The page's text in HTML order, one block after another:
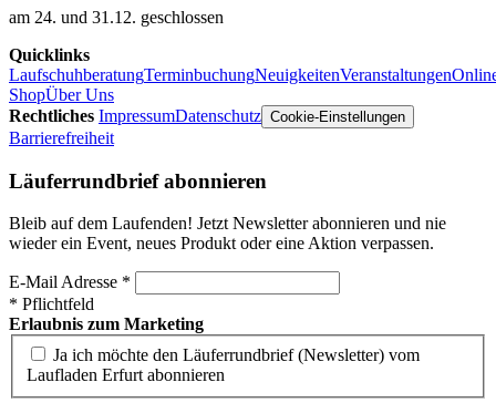
am 24. und 31.12. geschlossen
Quicklinks
LaufschuhberatungTerminbuchungNeuigkeitenVeranstaltungen
ShopÜber Uns
Rechtliches ImpressumDatenschutz Cookie-Einstellungen
Barrierefreiheit
Läuferrundbrief abonnieren
Bleib auf dem Laufenden! Jetzt Newsletter abonnieren und nie
wieder ein Event, neues Produkt oder eine Aktion verpassen.
E-Mail Adresse *
* Pflichtfeld
Erlaubnis zum Marketing
Ja ich möchte den Läuferrundbrief (Newsletter) vom
Laufladen Erfurt abonnieren